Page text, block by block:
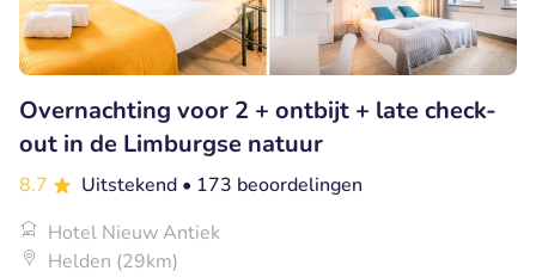
Overnachting voor 2 + ontbijt + late check-
out in de Limburgse natuur
8.7 Uitstekend • 173 beoordelingen
Hotel Nieuw Antiek
Helden (29km)